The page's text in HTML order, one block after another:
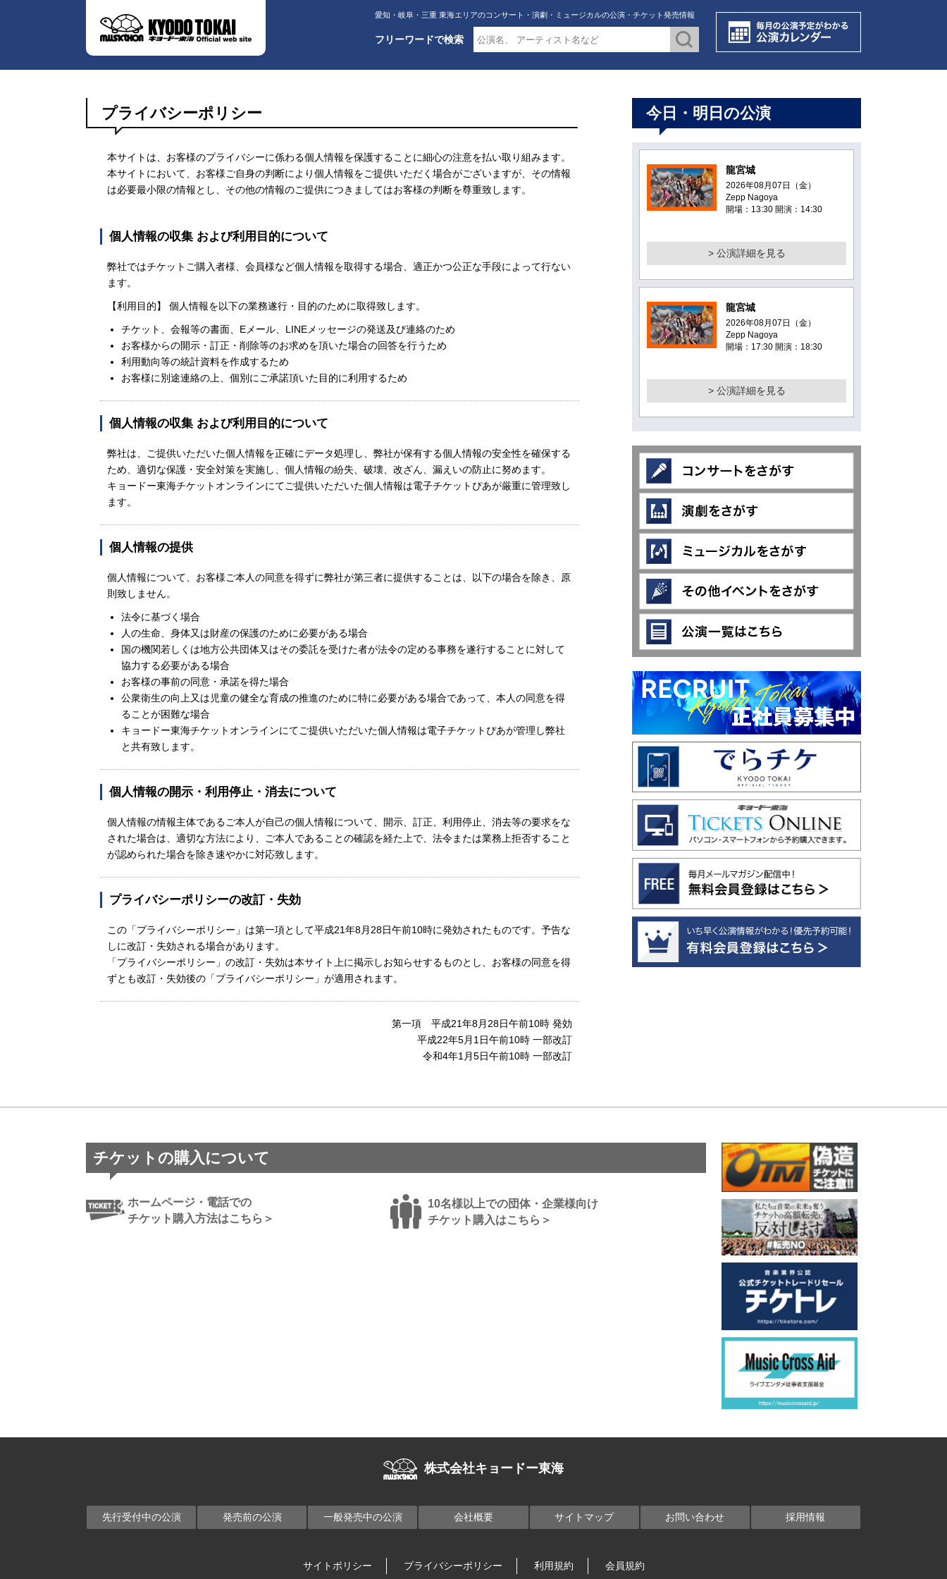
愛知・岐阜・三重 東海エリアのコンサート・演劇・ミュージカルの公演・チケット発売情報
フリーワードで検索
プライバシーポリシー
本サイトは、お客様のプライバシーに係わる個人情報を保護することに細心の注意を払い取り組みます。
本サイトにおいて、お客様ご自身の判断により個人情報をご提供いただく場合がございますが、その情報
は必要最小限の情報とし、その他の情報のご提供につきましてはお客様の判断を尊重致します。
個人情報の収集 および利用目的について
弊社ではチケットご購入者様、会員様など個人情報を取得する場合、適正かつ公正な手段によって行ない
ます。
【利用目的】 個人情報を以下の業務遂行・目的のために取得致します。
チケット、会報等の書面、Eメール、LINEメッセージの発送及び連絡のため
お客様からの開示・訂正・削除等のお求めを頂いた場合の回答を行うため
利用動向等の統計資料を作成するため
お客様に別途連絡の上、個別にご承諾頂いた目的に利用するため
個人情報の収集 および利用目的について
弊社は、ご提供いただいた個人情報を正確にデータ処理し、弊社が保有する個人情報の安全性を確保する
ため、適切な保護・安全対策を実施し、個人情報の紛失、破壊、改ざん、漏えいの防止に努めます。
キョードー東海チケットオンラインにてご提供いただいた個人情報は電子チケットぴあが厳重に管理致し
ます。
個人情報の提供
個人情報について、お客様ご本人の同意を得ずに弊社が第三者に提供することは、以下の場合を除き、原
則致しません。
法令に基づく場合
人の生命、身体又は財産の保護のために必要がある場合
国の機関若しくは地方公共団体又はその委託を受けた者が法令の定める事務を遂行することに対して
協力する必要がある場合
お客様の事前の同意・承諾を得た場合
公衆衛生の向上又は児童の健全な育成の推進のために特に必要がある場合であって、本人の同意を得
ることが困難な場合
キョードー東海チケットオンラインにてご提供いただいた個人情報は電子チケットぴあが管理し弊社
と共有致します。
個人情報の開示・利用停止・消去について
個人情報の情報主体であるご本人が自己の個人情報について、開示、訂正、利用停止、消去等の要求をな
された場合は、適切な方法により、ご本人であることの確認を経た上で、法令または業務上拒否すること
が認められた場合を除き速やかに対応致します。
プライバシーポリシーの改訂・失効
この「プライバシーポリシー」は第一項として平成21年8月28日午前10時に発効されたものです。予告な
しに改訂・失効される場合があります。
「プライバシーポリシー」の改訂・失効は本サイト上に掲示しお知らせするものとし、お客様の同意を得
ずとも改訂・失効後の「プライバシーポリシー」が適用されます。
第一項 平成21年8月28日午前10時 発効
平成22年5月1日午前10時 一部改訂
令和4年1月5日午前10時 一部改訂
今日・明日の公演
龍宮城
2026年08月07日（金）
Zepp Nagoya
開場：13:30 開演：14:30
> 公演詳細を見る
龍宮城
2026年08月07日（金）
Zepp Nagoya
開場：17:30 開演：18:30
> 公演詳細を見る
チケットの購入について
ホームページ・電話での
チケット購入方法はこちら＞
10名様以上での団体・企業様向け
チケット購入はこちら＞
株式会社キョードー東海
先行受付中の公演 発売前の公演 一般発売中の公演 会社概要 サイトマップ お問い合わせ 採用情報
サイトポリシー プライバシーポリシー 利用規約 会員規約